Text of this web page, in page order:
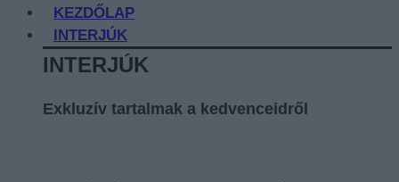
KEZDŐLAP
INTERJÚK
INTERJÚK
Exkluzív tartalmak a kedvenceidről